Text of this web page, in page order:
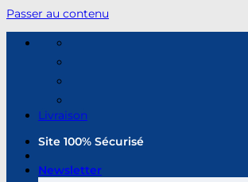
Passer au contenu
Livraison
Site 100% Sécurisé
Newsletter